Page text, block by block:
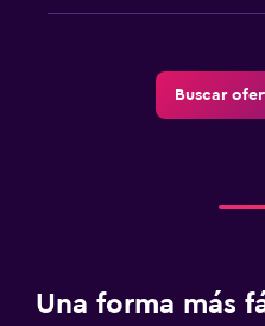
Buscar
Una forma más